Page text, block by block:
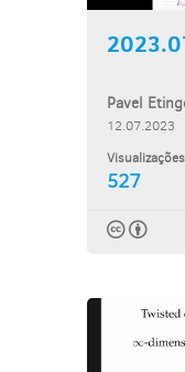
Pavel
12.07.2023
Visualizações
527